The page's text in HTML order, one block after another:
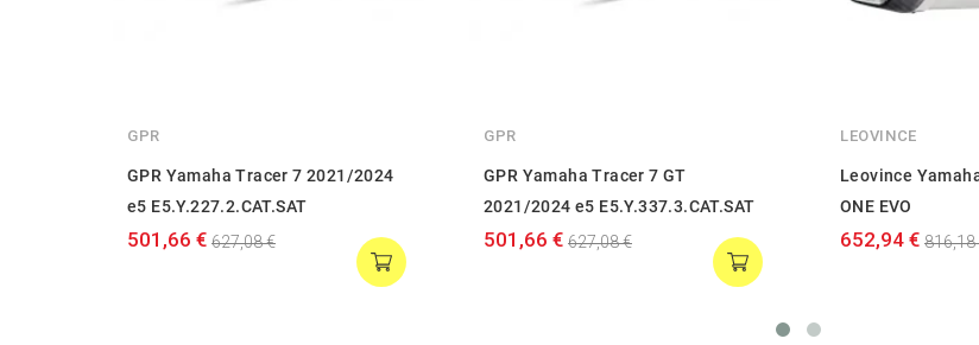
GPR
GPR Yamaha Tracer 7 2021/2024
e5 E5.Y.227.2.CAT.SAT
501,66 € 627,08 €
GPR
GPR Yamaha Tracer 7 GT
2021/2024 e5 E5.Y.337.3.CAT.SAT
501,66 € 627,08 €
LEOVINCE
Leovince
ONE EVO
652,94 € 816,18